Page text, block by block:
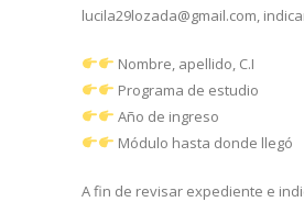
lucila29lozada@gmail.com,
Nombre, apellido, C.I
Programa de estudio
Año de ingreso
Módulo hasta donde llegó
A fin de revisar expediente e